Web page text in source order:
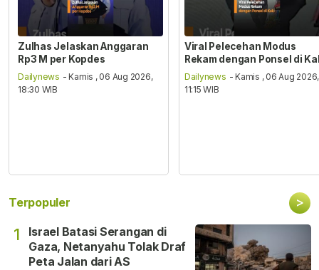
Zulhas Jelaskan Anggaran
Rp3 M per Kopdes
Dailynews - Kamis , 06 Aug 2026,
18:30 WIB
Viral Pelecehan Modus
Rekam dengan Ponsel di
Dailynews - Kamis , 06 Aug 2026,
11:15 WIB
Terpopuler >
1
Israel Batasi Serangan di
Gaza, Netanyahu Tolak Draf
Peta Jalan dari AS